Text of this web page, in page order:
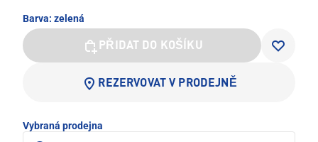
Barva: zelená
PŘIDAT DO KOŠÍKU
REZERVOVAT V PRODEJNĚ
Vybraná prodejna